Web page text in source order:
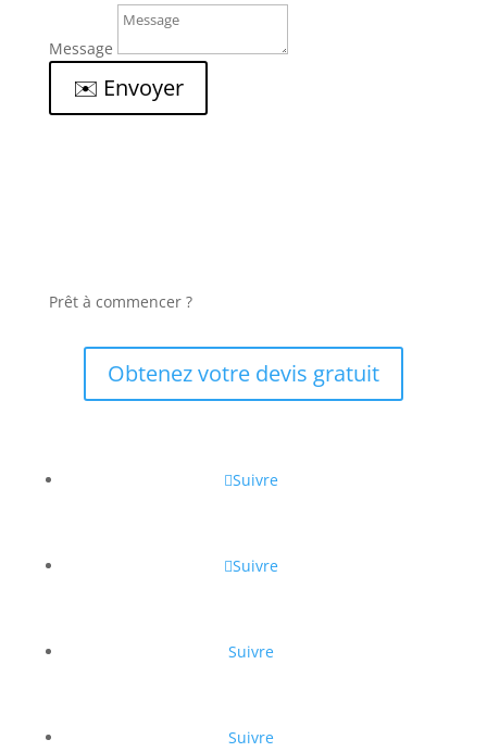
Message
✉️ Envoyer
Prêt à commencer ?
Obtenez votre devis gratuit
Suivre
Suivre
Suivre
Suivre